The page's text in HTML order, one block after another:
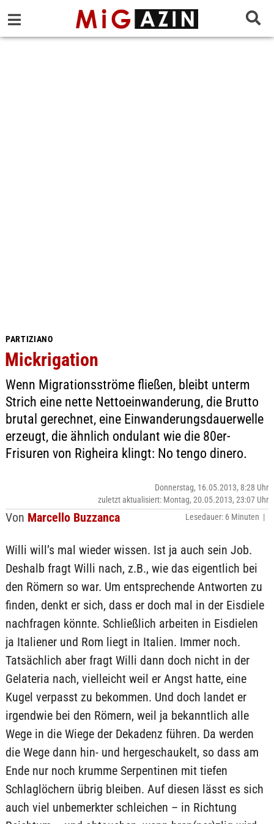
PARTIZIANO
Mickrigation
Wenn Migrationsströme fließen, bleibt unterm
Strich eine nette Nettoeinwanderung, die Brutto
brutal gerechnet, eine Einwanderungsdauerwelle
erzeugt, die ähnlich ondulant wie die 80er-
Frisuren von Righeira klingt: No tengo dinero.
Von Marcello Buzzanca
Donnerstag, 16.05.2013, 8:28 Uhr
zuletzt aktualisiert: Montag, 20.05.2013, 23:07 Uhr
Lesedauer: 6 Minuten |
Willi will’s mal wieder wissen. Ist ja auch sein Job.
Deshalb fragt Willi nach, z.B., wie das eigentlich bei
den Römern so war. Um entsprechende Antworten zu
finden, denkt er sich, dass er doch mal in der Eisdiele
nachfragen könnte. Schließlich arbeiten in Eisdielen
ja Italiener und Rom liegt in Italien. Immer noch.
Tatsächlich aber fragt Willi dann doch nicht in der
Gelateria nach, vielleicht weil er Angst hatte, eine
Kugel verpasst zu bekommen. Und doch landet er
irgendwie bei den Römern, weil ja bekanntlich alle
Wege in die Wiege der Dekadenz führen. Da werden
die Wege dann hin- und hergeschaukelt, so dass am
Ende nur noch krumme Serpentinen mit tiefen
Schlaglöchern übrig bleiben. Auf diesen lässt es sich
auch viel unbemerkter schleichen – in Richtung